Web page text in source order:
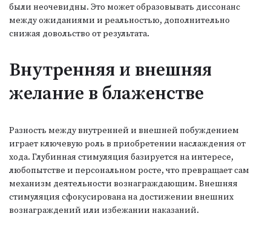
были неочевидны. Это может образовывать диссонанс
между ожиданиями и реальностью, дополнительно
снижая довольство от результата.
Внутренняя и внешняя
желание в блаженстве
Разность между внутренней и внешней побуждением
играет ключевую роль в приобретении наслаждения от
хода. Глубинная стимуляция базируется на интересе,
любопытстве и персональном росте, что превращает сам
механизм деятельности вознаграждающим. Внешняя
стимуляция сфокусирована на достижении внешних
вознаграждений или избежании наказаний.